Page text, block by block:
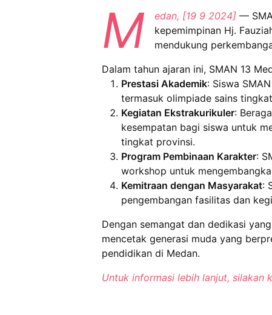
M edan, [19 9 2024] —
kepemimpinan Hj.
mendukung
Dalam tahun ajaran ini, SMAN 13
Prestasi Akademik: Siswa
termasuk olimpiade sains
Kegiatan Ekstrakurikuler:
kesempatan bagi siswa untuk
tingkat provinsi.
Program Pembinaan Karakter:
workshop untuk
Kemitraan dengan Masyarakat:
pengembangan fasilitas dan
Dengan semangat dan dedikasi
mencetak generasi muda yang
pendidikan di Medan.
Untuk informasi lebih lanjut, silakan